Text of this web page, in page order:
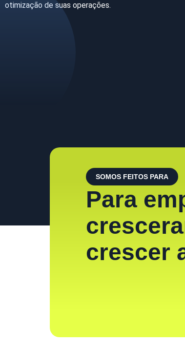
otimização de suas operações.
SOMOS FEITOS PARA
Para
crescer